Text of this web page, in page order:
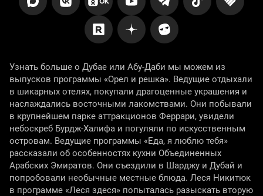
Узнать больше о Дубае или Абу-Даби мы можем из
выпусков программы «Орел и решка». Ведущие отдыхали
в шикарных отелях, покупали драгоценные украшения и
наслаждались восточными лакомствами. Они побывали
в крупнейшем парке аттракционов Феррари, увидели
небоскреб Бурдж-Халифа и погуляли по искусственным
островам. Ведущие программы «Еда, я люблю тебя»
рассказали об особенностях кухни Объединенных
Арабских Эмиратов. Они съездили в Шарджу и Дубай и
попробовали необычные местные блюда. Леся Никитюк
в программе «Леся здеся» попыталась разыскать вторую